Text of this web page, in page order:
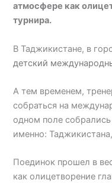
атмосфере как
турнира.
В Таджикистане, в
детский
А тем временем,
собраться на
одном поле
именно:
Поединок прошел в
как олицетворение